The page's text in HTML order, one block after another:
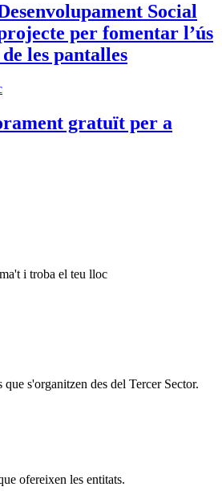
Social
per fomentar l’ús
les pantalles
gratuït per a
i troba el teu lloc
s'organitzen des del Tercer Sector.
ofereixen les entitats.